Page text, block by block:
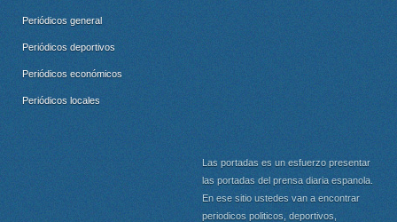
Periódicos general
Periódicos deportivos
Periódicos económicos
Periódicos locales
Las portadas es un esfuerzo presentar
las portadas del prensa diaria espanola.
En ese sitio ustedes van a encontrar
periodicos politicos, deportivos,